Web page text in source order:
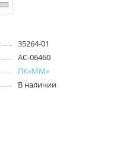
35264-01
AC-06460
ПК«ММ»
В наличии